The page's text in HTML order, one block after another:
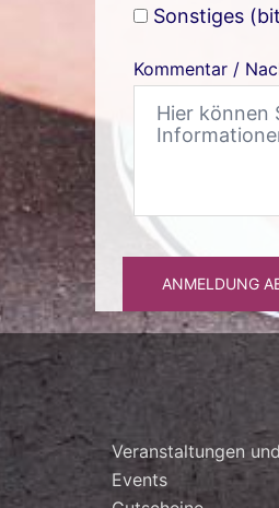
Sonstiges
Kommentar /
ANMELDUNG
Veranstaltungen
Events